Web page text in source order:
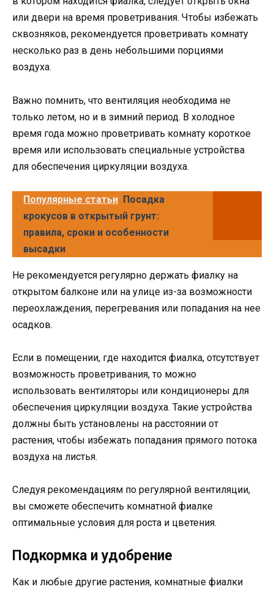
или двери на время проветривания. Чтобы избежать
сквозняков, рекомендуется проветривать комнату
несколько раз в день небольшими порциями
воздуха.
Важно помнить, что вентиляция необходима не
только летом, но и в зимний период. В холодное
время года можно проветривать комнату короткое
время или использовать специальные устройства
для обеспечения циркуляции воздуха.
Популярные статьи Посадка
крокусов в открытый грунт:
правила, сроки и особенности
высадки
Не рекомендуется регулярно держать фиалку на
открытом балконе или на улице из-за возможности
переохлаждения, перегревания или попадания на нее
осадков.
Если в помещении, где находится фиалка, отсутствует
возможность проветривания, то можно
использовать вентиляторы или кондиционеры для
обеспечения циркуляции воздуха. Такие устройства
должны быть установлены на расстоянии от
растения, чтобы избежать попадания прямого потока
воздуха на листья.
Следуя рекомендациям по регулярной вентиляции,
вы сможете обеспечить комнатной фиалке
оптимальные условия для роста и цветения.
Подкормка и удобрение
Как и любые другие растения, комнатные фиалки